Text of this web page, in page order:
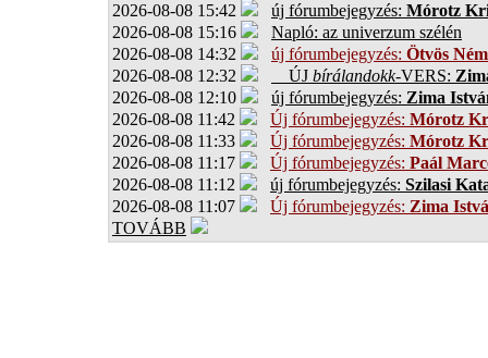
2026-08-08 15:42
új fórumbejegyzés: Mórotz
2026-08-08 15:16
Napló: az univerzum szélén
2026-08-08 14:32
új fórumbejegyzés: Ötvös
2026-08-08 12:32
ÚJ bírálandokk-VERS:
2026-08-08 12:10
új fórumbejegyzés: Zima
2026-08-08 11:42
Új fórumbejegyzés: Mórotz
2026-08-08 11:33
Új fórumbejegyzés: Mórotz
2026-08-08 11:17
Új fórumbejegyzés: Paál
2026-08-08 11:12
új fórumbejegyzés: Szilasi
2026-08-08 11:07
Új fórumbejegyzés: Zima
TOVÁBB